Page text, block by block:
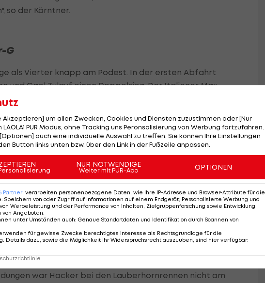
so der Kärntner.
G
als Vierter knapp am Podest. In der ersten Abfahrt
und Gael Zulauf einen Doppelsieg. Der Italiener Max
um eine Hundertstel weg.
ebenfalls am Podium. Den Sieg sicherte sich
Sekunden hinter sich ließ. Den dritten Platz teilten sich
Abfahrt mit 350 Punkten Miggiano (SUI/219) an.
der Kärntner die Nase klar vorne. Mit 510 Punkten
(NOR), der mit 280 Punkten Zweiter ist.
aufzeigen. Im Super-G von Bormio fuhr er auf
war Hacker bei den Lauberhornrennen nicht am
Akzeptieren] um allen Zwecken, Cookies und Diensten zuzustimmen oder [Nur
PUR Modus, ohne Tracking uns Peronsalisierung von Werbung fortzufahren.
auch eine individuelle Auswahl zu treffen. Sie können Ihre Einstellungen
Button links unten bzw. über den Link in der Fußzeile anpassen.
NUR NOTWENDIGE
Weiter mit PUR-Abo OPTIONEN
Partner verarbeiten personenbezogene Daten, wie Ihre IP-Adresse und Browser-Attribute für die
: Speichern von oder Zugriff auf Informationen auf einem Endgerät; Personalisierte Werbung und
Werbeleistung und der Performance von Inhalten, Zielgruppenforschung sowie Entwicklung
von Angeboten.
unter Umständen auch: Genaue Standortdaten und Identifikation durch Scannen von
für gewisse Zwecke berechtigtes Interesse als Rechtsgrundlage für die
Details dazu, sowie die Möglichkeit Ihr Widerspruchsrecht auszuüben, sind hier verfügbar: